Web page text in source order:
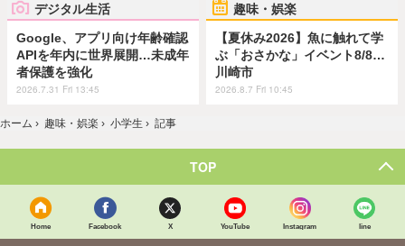
デジタル生活
Google、アプリ向け年齢確認
APIを年内に世界展開…未成年
者保護を強化
2026.7.31 Fri 13:45
趣味・娯楽
【夏休み2026】魚に触れて学
ぶ「おさかな」イベント8/8…
川崎市
2026.8.7 Fri 10:45
ホーム › 趣味・娯楽 › 小学生 › 記事
TOP
Home Facebook X YouTube Instagram line